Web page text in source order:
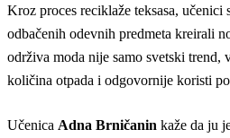
Kroz proces reciklaže teksasa, učenici
odbačenih odevnih predmeta kreirali
održiva moda nije samo svetski trend,
količina otpada i odgovornije koristi
Učenica Adna Brničanin kaže da ju